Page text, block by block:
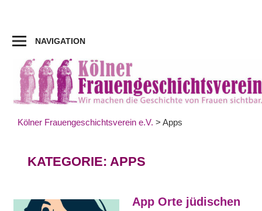
springen
NAVIGATION
Kölner Frauengeschichtsverein e.V. > Apps
KATEGORIE:APPS
App Orte jüdischen